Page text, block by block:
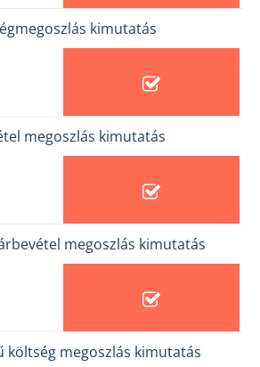
kimutatás
megoszlás kimutatás
megoszlás kimutatás
költség megoszlás kimutatás